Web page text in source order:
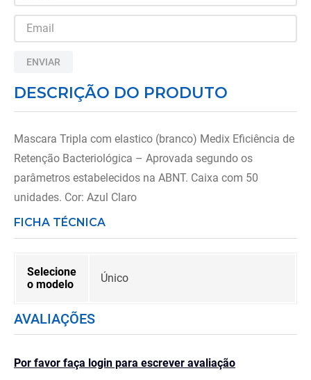
ENVIAR
DESCRIÇÃO DO PRODUTO
Mascara Tripla com elastico (branco) Medix Eficiência de
Retenção Bacteriológica – Aprovada segundo os
parâmetros estabelecidos na ABNT. Caixa com 50
unidades. Cor: Azul Claro
FICHA TÉCNICA
Selecione
o modelo
Único
AVALIAÇÕES
Por favor faça login para escrever avaliação
6º
cadeira rodas agile
7º
meia antitrombo
andador
9º
tipoia
10º cadeira higienica